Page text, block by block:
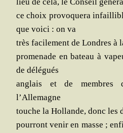
ce choix pro­vo­que­ra
que voi­ci : on va
très faci­le­ment de Londres à
pro­me­nade en bateau à
de délégués
anglais et de membres
l’Allemagne
touche la Hol­lande, donc les
pour­ront venir en masse ;